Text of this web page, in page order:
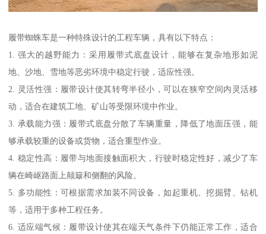
履带蜘蛛车是一种特殊设计的工程车辆，具有以下特点：
1. 强大的越野能力：采用履带式底盘设计，能够在复杂地形如泥
地、沙地、雪地等恶劣环境中稳定行驶，适应性强。
2. 灵活性强：履带设计使其转弯半径小，可以在狭窄空间内灵活移
动，适合在建筑工地、矿山等受限环境中作业。
3. 承载能力强：履带式底盘分散了车辆重量，降低了地面压强，能
够承载较重的设备或货物，适合重型作业。
4. 稳定性高：履带与地面接触面积大，行驶时稳定性好，减少了车
辆在崎岖路面上颠簸和侧翻的风险。
5. 多功能性：可根据需求加装不同设备，如起重机、挖掘臂、钻机
等，适用于多种工程任务。
6. 适应端气候：履带设计使其在端天气条件下仍能正常工作，适合